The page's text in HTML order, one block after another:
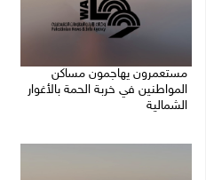
مستعمرون يهاجمون مساكن
المواطنين في خربة الحمة بالأغوار
الشمالية